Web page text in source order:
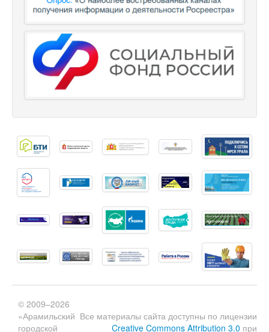
Все материалы сайта доступны по лицензии
Creative Commons Attribution 3.0 при
© 2009–2026
«Арамильский
городской